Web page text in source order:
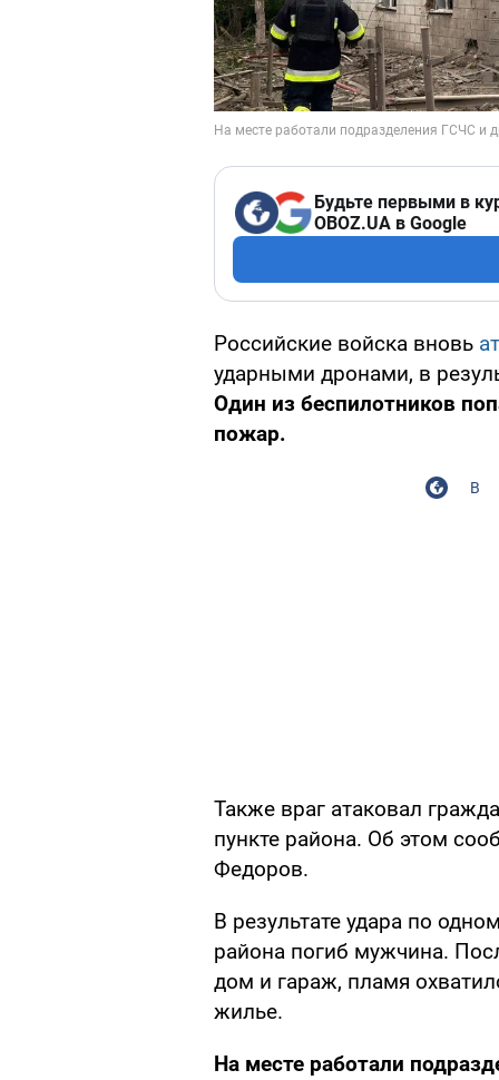
Будьте первыми в
OBOZ.UA в Google
Российские войска вновь
ударными дронами, в
Один из беспилотников
пожар.
Также враг атаковал
пункте района. Об этом
Федоров.
В результате удара по
района погиб мужчина.
дом и гараж, пламя
жилье.
На месте работали